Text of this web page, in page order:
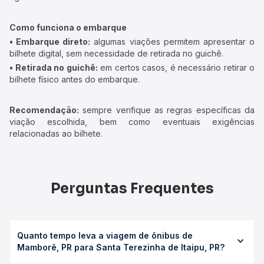
Como funciona o embarque
• Embarque direto: algumas viações permitem apresentar o
bilhete digital, sem necessidade de retirada no guichê.
• Retirada no guichê: em certos casos, é necessário retirar o
bilhete físico antes do embarque.
Recomendação: sempre verifique as regras específicas da
viação escolhida, bem como eventuais exigências
relacionadas ao bilhete.
Perguntas Frequentes
Quanto tempo leva a viagem de ônibus de
Mamborê, PR para Santa Terezinha de Itaipu, PR?